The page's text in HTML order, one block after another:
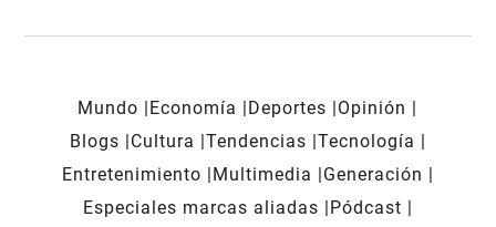
Mundo Economía Deportes
Opinión
Blogs
Cultura Tendencias Tecnología
Entretenimiento
Multimedia
Generación
Especiales marcas aliadas
Pódcast